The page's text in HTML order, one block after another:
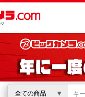
全ての商品
ちは